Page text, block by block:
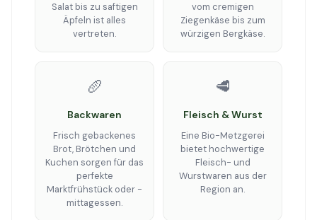
Salat bis zu saftigen
Äpfeln ist alles
vertreten.
vom cremigen
Ziegenkäse bis zum
würzigen Bergkäse.
🥖
Backwaren
Frisch gebackenes
Brot, Brötchen und
Kuchen sorgen für das
perfekte
Marktfrühstück oder -
mittagessen.
🥩
Fleisch & Wurst
Eine Bio-Metzgerei
bietet hochwertige
Fleisch- und
Wurstwaren aus der
Region an.